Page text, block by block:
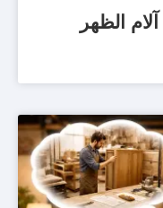
الظهر